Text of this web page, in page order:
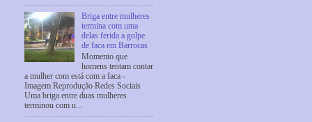
Briga entre mulheres
termina com uma
delas ferida a golpe
de faca em Barrocas
Momento que
homens tentam contar
a mulher com está com a faca -
Imagem Reprodução Redes Sociais
Uma briga entre duas mulheres
terminou com u...